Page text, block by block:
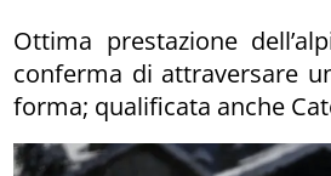
Ottima prestazione
conferma di attraversare
forma; qualificata anche